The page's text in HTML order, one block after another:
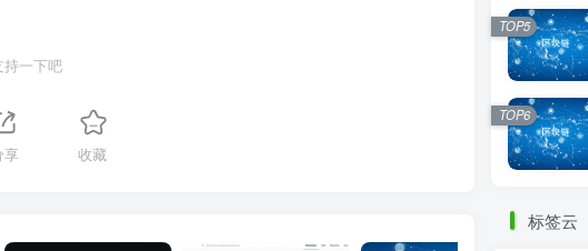
持一下吧
享 收藏
TOP5
TOP6
标签云